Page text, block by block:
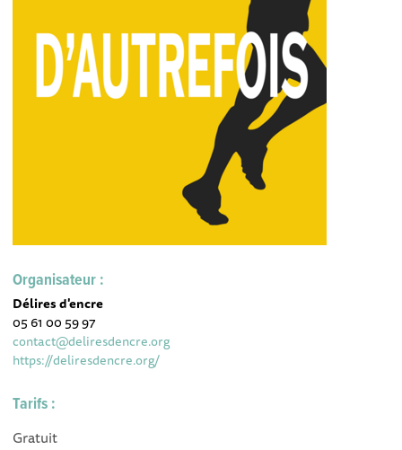
Organisateur :
Délires d'encre
05 61 00 59 97
contact@deliresdencre.org
https://deliresdencre.org/
Tarifs :
Gratuit